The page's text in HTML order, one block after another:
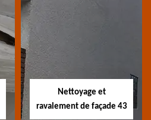
toiture 43
Devis réparation de
toiture 43 Haute-Loire
Nettoyage et
ravalement de façade 43